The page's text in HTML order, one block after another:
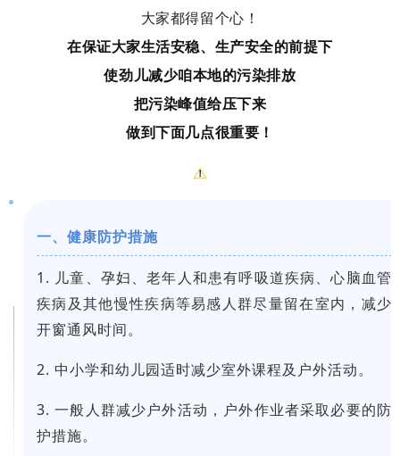
大家都得留个心！
在保证大家生活安稳、生产安全的前提下
使劲儿减少咱本地的污染排放
把污染峰值给压下来
做到下面几点很重要！
一、健康防护措施
1. 儿童、孕妇、老年人和患有呼吸道疾病、心脑血管
疾病及其他慢性疾病等易感人群尽量留在室内，减少
开窗通风时间。
2. 中小学和幼儿园适时减少室外课程及户外活动。
3. 一般人群减少户外活动，户外作业者采取必要的防
护措施。